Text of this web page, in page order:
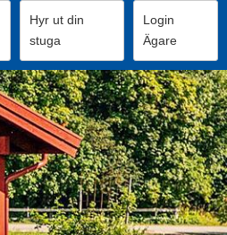
Hyr ut din
stuga
Login
Ägare